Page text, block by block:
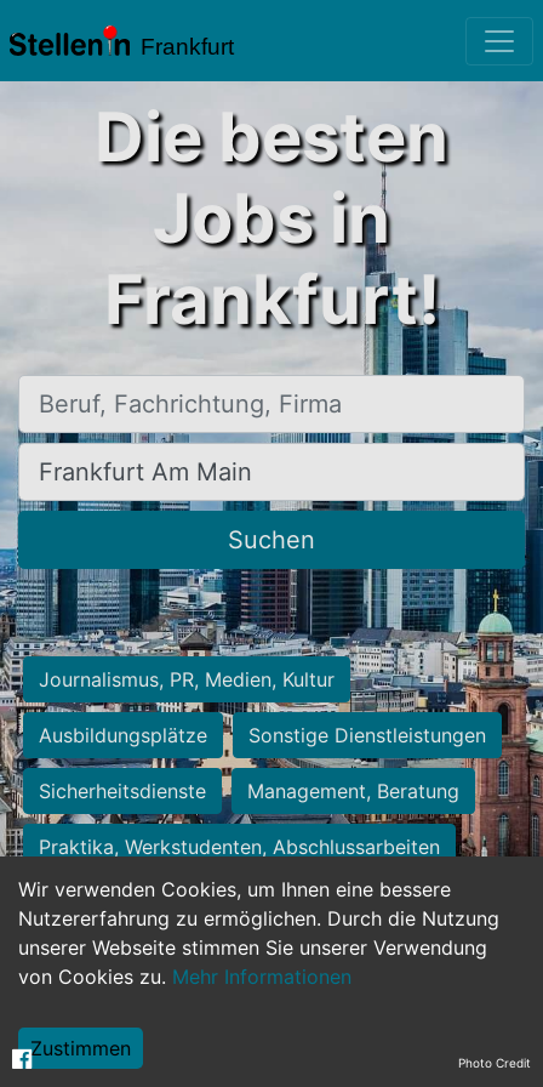
Frankfurt
Wir verwenden Cookies, um Ihnen eine bessere
Nutzererfahrung zu ermöglichen. Durch die Nutzung
unserer Webseite stimmen Sie unserer Verwendung
von Cookies zu. Mehr Informationen
Zustimmen
Die besten
Jobs in
Frankfurt!
Beruf, Fachrichtung, Firma
Ort, Stadt
Suchen
Journalismus, PR, Medien, Kultur
Ausbildungsplätze Sonstige Dienstleistungen
Sicherheitsdienste Management, Beratung
Praktika, Werkstudenten, Abschlussarbeiten
Personalwesen Assistenz, Sekretariat
Hilfskräfte, Aushilfs- und Nebenjobs
Weiterbildung, Studium, duale Ausbildung Photo Credit